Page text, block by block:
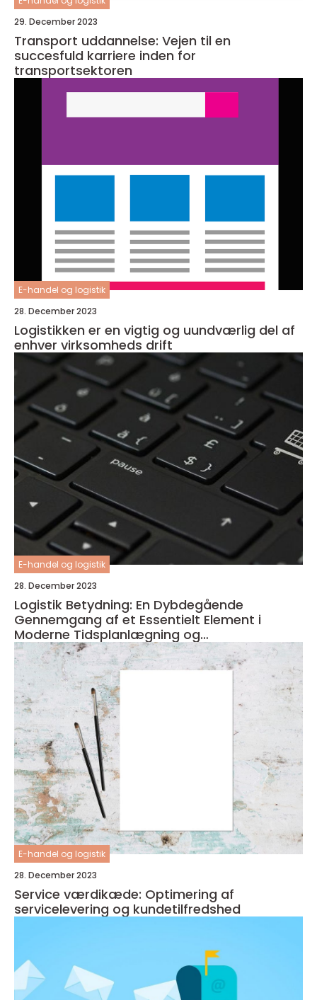
29. December 2023
Transport uddannelse: Vejen til en
succesfuld karriere inden for
transportsektoren
E-handel og logistik
28. December 2023
Logistikken er en vigtig og uundværlig del af
enhver virksomheds drift
E-handel og logistik
28. December 2023
Logistik Betydning: En Dybdegående
Gennemgang af et Essentielt Element i
Moderne Tidsplanlægning og
Ressourcestyring
E-handel og logistik
28. December 2023
Service værdikæde: Optimering af
servicelevering og kundetilfredshed